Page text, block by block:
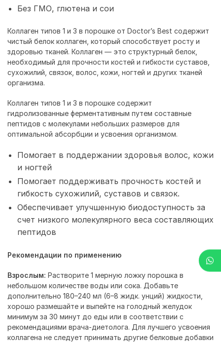
Без ГМО, глютена и сои
Коллаген типов 1 и 3 в порошке от Doctor’s Best содержит
чистый белок коллаген, который способствует росту и
здоровью тканей. Коллаген — это структурный белок,
необходимый для прочности костей и гибкости суставов,
сухожилий, связок, волос, кожи, ногтей и других тканей
организма.
Коллаген типов 1 и 3 в порошке содержит
гидролизованные ферментативным путем составные
пептидов с молекулами небольших размеров для
оптимальной абсорбции и усвоения организмом.
Помогает в поддержании здоровья волос, кожи
и ногтей
Помогает поддерживать прочность костей и
гибкость сухожилий, суставов и связок.
Обеспечивает улучшенную биодоступность за
счет низкого молекулярного веса составляющих
пептидов
Рекомендации по применению
Взрослым: Растворите 1 мерную ложку порошка в
небольшом количестве воды или сока. Добавьте
дополнительно 180–240 мл (6–8 жидк. унций) жидкости,
хорошо размешайте и выпейте на голодный желудок
минимум за 30 минут до еды или в соответствии с
рекомендациями врача-диетолога. Для лучшего усвоения
коллагена не следует принимать другие белковые добавки